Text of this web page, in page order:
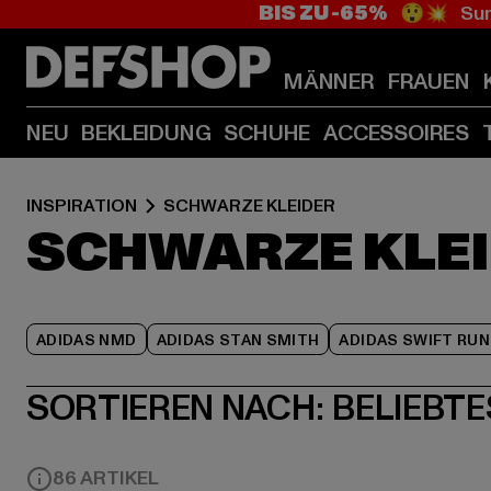
BIS ZU -65% 😲💥
MÄNNER FRAUEN
NEU BEKLEIDUNG SCHUHE ACCESSOIRES
INSPIRATION SCHWARZE KLEIDER
SCHWARZE
ADIDAS NMD ADIDAS STAN SMITH ADIDAS SWIFT RUN
SORTIEREN NACH:
86 ARTIKEL